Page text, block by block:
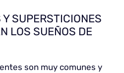
SUPERSTICIONES
LOS SUEÑOS DE
son muy comunes y